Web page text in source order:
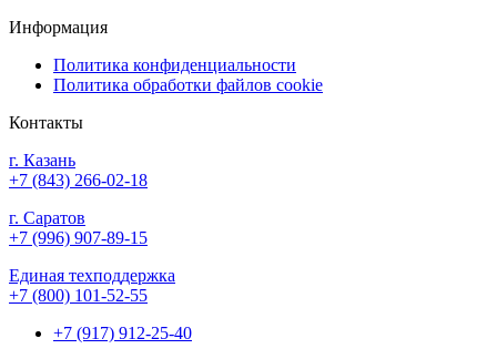
Информация
Политика конфиденциальности
Политика обработки файлов cookie
Контакты
г. Казань
+7 (843) 266-02-18
г. Саратов
+7 (996) 907-89-15
Единая техподдержка
+7 (800) 101-52-55
+7 (917) 912-25-40